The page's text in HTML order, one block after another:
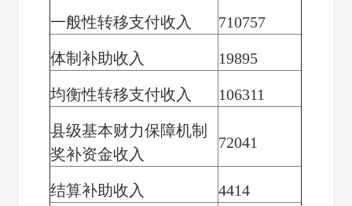
一般性转移支付收入 710757
体制补助收入 19895
均衡性转移支付收入 106311
县级基本财力保障机制
奖补资金收入
72041
结算补助收入 4414